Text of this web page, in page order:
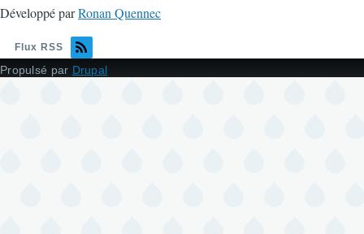
Développé parRonan Quennec
Flux RSS
Propulsé par Drupal